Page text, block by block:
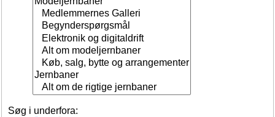
Søg i underfora: